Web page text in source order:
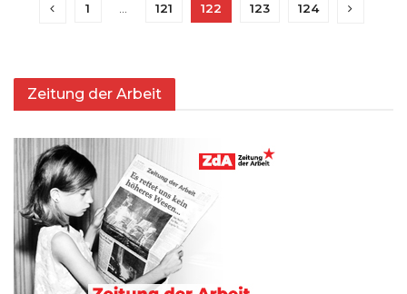
1 … 121 122 123 124
Zeitung der Arbeit